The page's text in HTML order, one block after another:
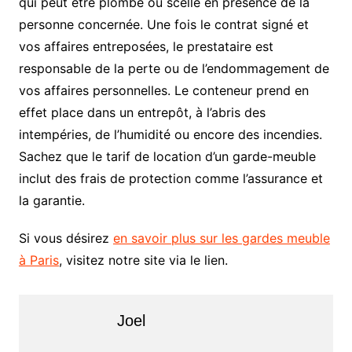
personne concernée. Une fois le contrat signé et
vos affaires entreposées, le prestataire est
responsable de la perte ou de l’endommagement de
vos affaires personnelles. Le conteneur prend en
effet place dans un entrepôt, à l’abris des
intempéries, de l’humidité ou encore des incendies.
Sachez que le tarif de location d’un garde-meuble
inclut des frais de protection comme l’assurance et
la garantie.
Si vous désirez en savoir plus sur les gardes meuble
à Paris, visitez notre site via le lien.
Joel